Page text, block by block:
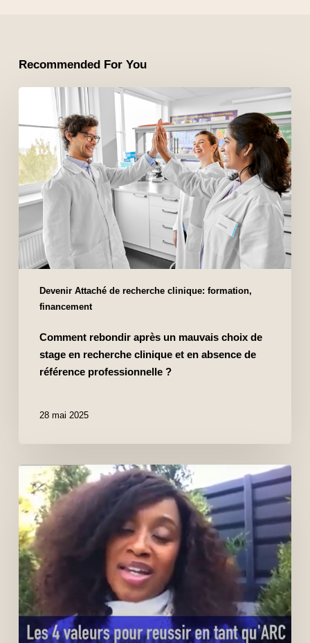
Recommended For You
Devenir Attaché de recherche clinique: formation,
financement
Comment rebondir après un mauvais choix de
stage en recherche clinique et en absence de
référence professionnelle ?
28 mai 2025